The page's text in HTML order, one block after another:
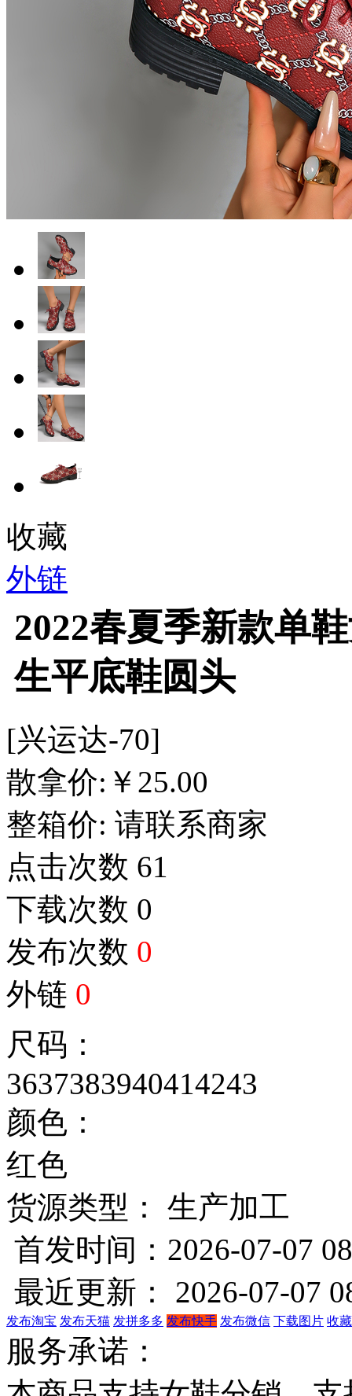
收藏
外链
2022春夏季新款单
生平底鞋圆头
[兴运达-70]
散拿价: ￥ 25.00
整箱价: 请联系商家
点击次数 61
下载次数 0
发布次数 0
外链 0
尺码：
3637383940414243
颜色：
红色
货源类型： 生产加工
首发时间：2026-07-07
最近更新： 2026-07-07
发布淘宝 发布天猫 发拼多多 发布快手 发布微信 下载图片 收
服务承诺：